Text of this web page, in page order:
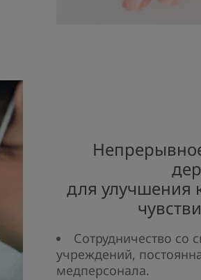
для улучшения
Сотрудничество со
учреждений,
медперсонала.